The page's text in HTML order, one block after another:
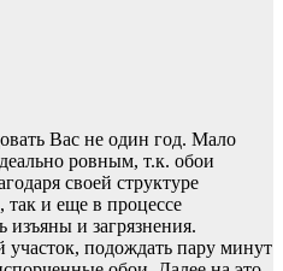
Вас не один год. Мало
ровным, т.к. обои
своей структуре
и еще в процессе
изъяны и загрязнения.
подождать пару минут